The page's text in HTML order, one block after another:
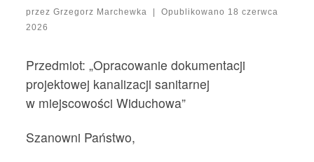
przezGrzegorz Marchewka | Opublikowano 18 czerwca
2026
Przedmiot: „Opracowanie dokumentacji
projektowej kanalizacji sanitarnej
w miejscowości Widuchowa”
Szanowni Państwo,